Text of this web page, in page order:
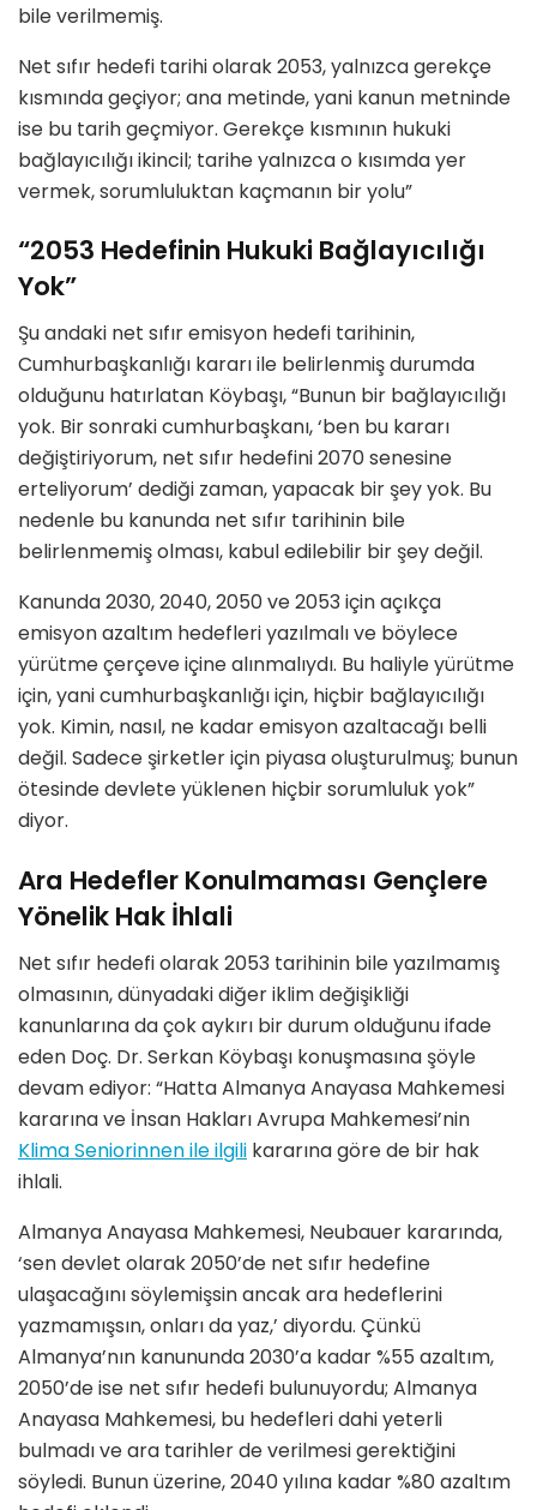
bile verilmemiş.
Net sıfır hedefi tarihi olarak 2053, yalnızca gerekçe
kısmında geçiyor; ana metinde, yani kanun metninde
ise bu tarih geçmiyor. Gerekçe kısmının hukuki
bağlayıcılığı ikincil; tarihe yalnızca o kısımda yer
vermek, sorumluluktan kaçmanın bir yolu”
“2053 Hedefinin Hukuki Bağlayıcılığı
Yok”
Şu andaki net sıfır emisyon hedefi tarihinin,
Cumhurbaşkanlığı kararı ile belirlenmiş durumda
olduğunu hatırlatan Köybaşı, “Bunun bir bağlayıcılığı
yok. Bir sonraki cumhurbaşkanı, ‘ben bu kararı
değiştiriyorum, net sıfır hedefini 2070 senesine
erteliyorum’ dediği zaman, yapacak bir şey yok. Bu
nedenle bu kanunda net sıfır tarihinin bile
belirlenmemiş olması, kabul edilebilir bir şey değil.
Kanunda 2030, 2040, 2050 ve 2053 için açıkça
emisyon azaltım hedefleri yazılmalı ve böylece
yürütme çerçeve içine alınmalıydı. Bu haliyle yürütme
için, yani cumhurbaşkanlığı için, hiçbir bağlayıcılığı
yok. Kimin, nasıl, ne kadar emisyon azaltacağı belli
değil. Sadece şirketler için piyasa oluşturulmuş; bunun
ötesinde devlete yüklenen hiçbir sorumluluk yok”
diyor.
Ara Hedefler Konulmaması Gençlere
Yönelik Hak İhlali
Net sıfır hedefi olarak 2053 tarihinin bile yazılmamış
olmasının, dünyadaki diğer iklim değişikliği
kanunlarına da çok aykırı bir durum olduğunu ifade
eden Doç. Dr. Serkan Köybaşı konuşmasına şöyle
devam ediyor: “Hatta Almanya Anayasa Mahkemesi
kararına ve İnsan Hakları Avrupa Mahkemesi’nin
Klima Seniorinnen ile ilgili kararına göre de bir hak
ihlali.
Almanya Anayasa Mahkemesi, Neubauer kararında,
‘sen devlet olarak 2050’de net sıfır hedefine
ulaşacağını söylemişsin ancak ara hedeflerini
yazmamışsın, onları da yaz,’ diyordu. Çünkü
Almanya’nın kanununda 2030’a kadar %55 azaltım,
2050’de ise net sıfır hedefi bulunuyordu; Almanya
Anayasa Mahkemesi, bu hedefleri dahi yeterli
bulmadı ve ara tarihler de verilmesi gerektiğini
söyledi. Bunun üzerine, 2040 yılına kadar %80 azaltım